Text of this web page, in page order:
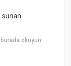
sunan
burada okuyun: